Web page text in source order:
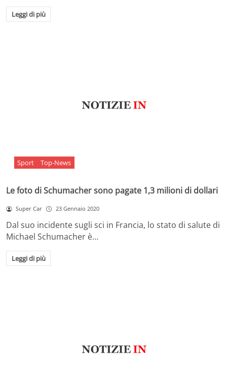
Leggi di più
Sport Top-News
Le foto di Schumacher sono pagate 1,3 milioni di dollari
Super Car 23 Gennaio 2020
Dal suo incidente sugli sci in Francia, lo stato di salute di
Michael Schumacher è…
Leggi di più